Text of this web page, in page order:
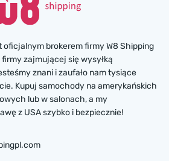
oficjalnym brokerem firmy W8 Shipping
zajmującej się wysyłką
znani i zaufało nam tysiące
Kupuj samochody na amerykańskich
lub w salonach, a my
z USA szybko i bezpiecznie!